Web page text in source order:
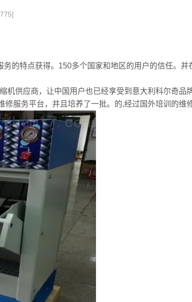
的特点获得。150多个国家和地区的用户的信任。并
供应商，让中国用户也已经享受到意大利科尔奇品
服务平台，并且培养了一批。的,经过国外培训的维